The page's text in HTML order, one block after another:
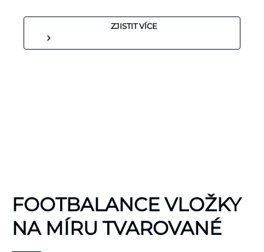
ZJISTIT VÍCE
FOOTBALANCE VLOŽKY
NA MÍRU TVAROVANÉ
KINEZIOLOGICKÉ
TEJPY
KT TAPE